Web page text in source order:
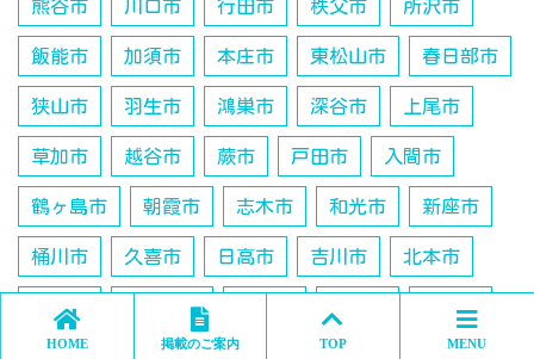
熊谷市 川口市 行田市 秩父市 所沢市
飯能市 加須市 本庄市 東松山市 春日部市
狭山市 羽生市 鴻巣市 深谷市 上尾市
草加市 越谷市 蕨市 戸田市 入間市
鶴ヶ島市 朝霞市 志木市 和光市 新座市
桶川市 久喜市 日高市 吉川市 北本市
八潮市 富士見市 坂戸市
HOME 掲載のご案内 TOP MENU